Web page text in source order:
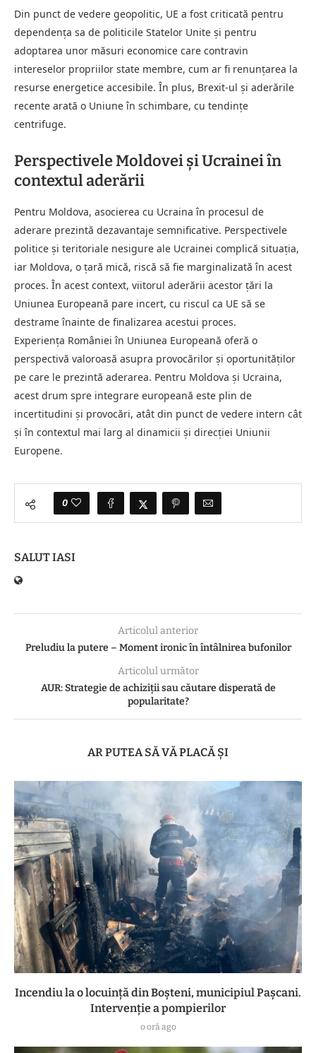
Din punct de vedere geopolitic, UE a fost criticată pentru
dependența sa de politicile Statelor Unite și pentru
adoptarea unor măsuri economice care contravin
intereselor propriilor state membre, cum ar fi renunțarea la
resurse energetice accesibile. În plus, Brexit-ul și aderările
recente arată o Uniune în schimbare, cu tendințe
centrifuge.
Perspectivele Moldovei și Ucrainei în
contextul aderării
Pentru Moldova, asocierea cu Ucraina în procesul de
aderare prezintă dezavantaje semnificative. Perspectivele
politice și teritoriale nesigure ale Ucrainei complică situația,
iar Moldova, o țară mică, riscă să fie marginalizată în acest
proces. În acest context, viitorul aderării acestor țări la
Uniunea Europeană pare incert, cu riscul ca UE să se
destrame înainte de finalizarea acestui proces.
Experiența României în Uniunea Europeană oferă o
perspectivă valoroasă asupra provocărilor și oportunităților
pe care le prezintă aderarea. Pentru Moldova și Ucraina,
acest drum spre integrare europeană este plin de
incertitudini și provocări, atât din punct de vedere intern cât
și în contextul mai larg al dinamicii și direcției Uniunii
Europene.
0
SALUT IASI
Articolul anterior
Preludiu la putere – Moment ironic în întâlnirea bufonilor
Articolul următor
AUR: Strategie de achiziții sau căutare disperată de
popularitate?
AR PUTEA SĂ VĂ PLACĂ ȘI
Incendiu la o locuință din Boșteni, municipiul Pașcani.
Intervenție a pompierilor
o oră ago